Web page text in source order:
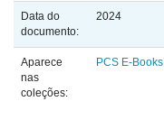
Data do
documento:
2024
Aparece
nas
coleções:
PCS E-Books